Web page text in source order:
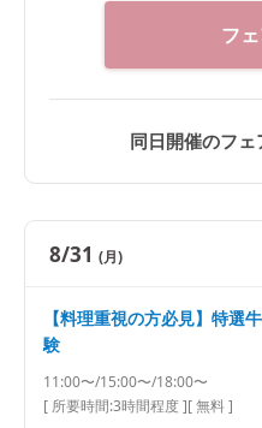
フ
同日開催のフ
8/31 (月)
【料理重視の方必見】特選
験
11:00〜/15:00〜/18:00〜
[ 所要時間:3時間程度][ 無料 ]